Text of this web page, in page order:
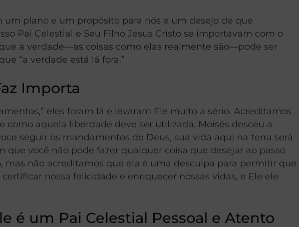
plano e um propósito para nós e um desejo de que
Pai Celestial e Seu Filho Jesus Cristo se importavam com o
a verdade—as coisas como elas realmente são—pode ser
“a verdade está lá fora.”
Importa
eles foram lá e levaram Ele muito a sério. Acreditamos
como aquela liberdade deve ser utilizada. Moisés desceu a
seguir os mandamentos de Deus, sua vida aqui na terra será
você não pode fazer qualquer coisa que desejar ao passo
mas não acreditamos que ela é uma desculpa para permitir que
nossa felicidade e enriquecer nossas vidas, e Ele ele
é um Pai Celestial Pessoal e Atento